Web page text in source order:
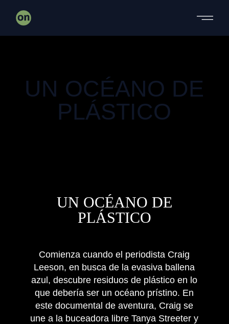
UN OCÉANO DE
PLÁSTICO
UN OCÉANO DE
PLÁSTICO
Comienza cuando el periodista Craig
Leeson, en busca de la evasiva ballena
azul, descubre residuos de plástico en lo
que debería ser un océano prístino. En
este documental de aventura, Craig se
une a la buceadora libre Tanya Streeter y